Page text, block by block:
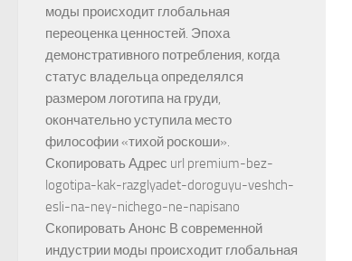
моды происходит глобальная
переоценка ценностей. Эпоха
демонстративного потребления, когда
статус владельца определялся
размером логотипа на груди,
окончательно уступила место
философии «тихой роскоши».
Скопировать Адрес url premium-bez-
logotipa-kak-razglyadet-doroguyu-veshch-
esli-na-ney-nichego-ne-napisano
Скопировать Анонс В современной
индустрии моды происходит глобальная